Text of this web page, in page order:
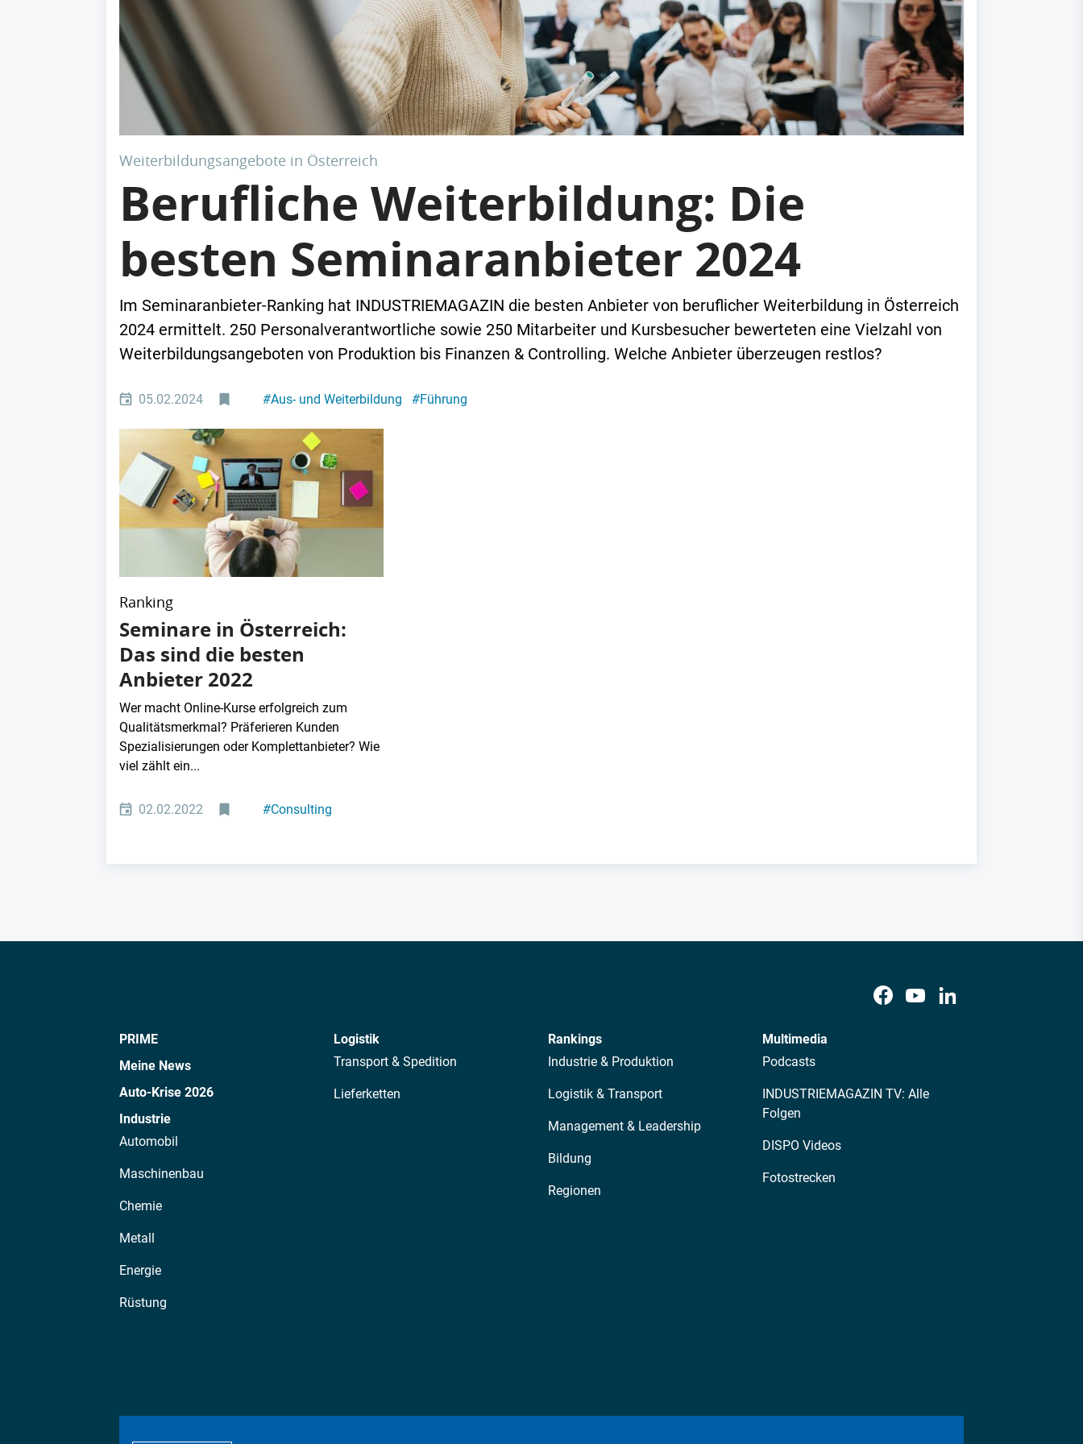
Weiterbildungsangebote in Österreich
Berufliche Weiterbildung: Die
besten Seminaranbieter 2024
Im Seminaranbieter-Ranking hat INDUSTRIEMAGAZIN die besten Anbieter von beruflicher Weiterbildung in Österreich
2024 ermittelt. 250 Personalverantwortliche sowie 250 Mitarbeiter und Kursbesucher bewerteten eine Vielzahl von
Weiterbildungsangeboten von Produktion bis Finanzen & Controlling. Welche Anbieter überzeugen restlos?
05.02.2024 #Aus- und Weiterbildung #Führung
Ranking
Seminare in Österreich:
Das sind die besten
Anbieter 2022
Wer macht Online-Kurse erfolgreich zum
Qualitätsmerkmal? Präferieren Kunden
Spezialisierungen oder Komplettanbieter? Wie
viel zählt ein...
02.02.2022 #Consulting
PRIME
Meine News
Auto-Krise 2026
Industrie
Automobil
Maschinenbau
Chemie
Metall
Energie
Rüstung
Logistik
Transport & Spedition
Lieferketten
Rankings
Industrie & Produktion
Logistik & Transport
Management & Leadership
Bildung
Regionen
Multimedia
Podcasts
INDUSTRIEMAGAZIN TV: Alle
Folgen
DISPO Videos
Fotostrecken